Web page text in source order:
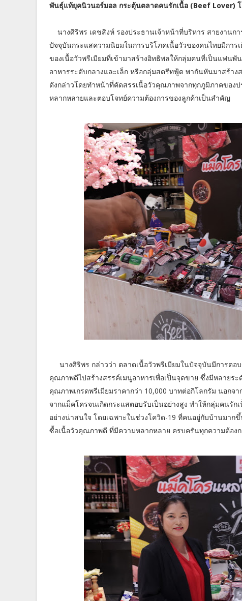
พันธุ์แท้ยุคนิวนอร์มอล กระตุ้นตลาดคนรักเนื้อ (Beef Lover)
นางศิริพร เดชสิงห์ รองประธานเจ้าหน้าที่บริหาร สายงาน
ปัจจุบันกระแสความนิยมในการบริโภคเนื้อวัวของคนไทยมีกา
ของเนื้อวัวพรีเมียมที่เข้ามาสร้างอิทธิพลให้กลุ่มคนที่เป็นแฟน
อาหารระดับกลางและเล็ก หรือกลุ่มสตรีทฟู้ด พากันหันมาสร้าง
ดังกล่าวโดยทำหน้าที่คัดสรรเนื้อวัวคุณภาพจากทุกภูมิภาคของ
หลากหลายและตอบโจทย์ความต้องการของลูกค้าเป็นสำคัญ
นางศิริพร กล่าวว่า ตลาดเนื้อวัวพรีเมียมในปัจจุบันมีการตอ
คุณภาพดีไปสร้างสรรค์เมนูอาหารเพื่อเป็นจุดขาย ซึ่งมีหลายร
คุณภาพเกรดพรีเมียมราคากว่า 10,000 บาทต่อกิโลกรัม นอก
จากแม็คโครจนเกิดกระแสตอบรับเป็นอย่างสูง ทำให้กลุ่มคนรั
อย่างน่าสนใจ โดยเฉพาะในช่วงโควิด-19 ที่คนอยู่กับบ้านมา
ซื้อเนื้อวัวคุณภาพดี ที่มีความหลากหลาย ครบครันทุกความต้อง